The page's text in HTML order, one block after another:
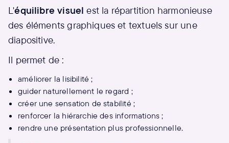
L'équilibre visuel est la répartition harmonieuse
des éléments graphiques et textuels sur une
diapositive.
Il permet de :
améliorer la lisibilité ;
guider naturellement le regard ;
créer une sensation de stabilité ;
renforcer la hiérarchie des informations ;
rendre une présentation plus professionnelle.